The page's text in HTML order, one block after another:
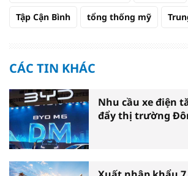
Tập Cận Bình tổng thống mỹ
CÁC TIN KHÁC
Nhu cầu xe điện
đẩy thị trường